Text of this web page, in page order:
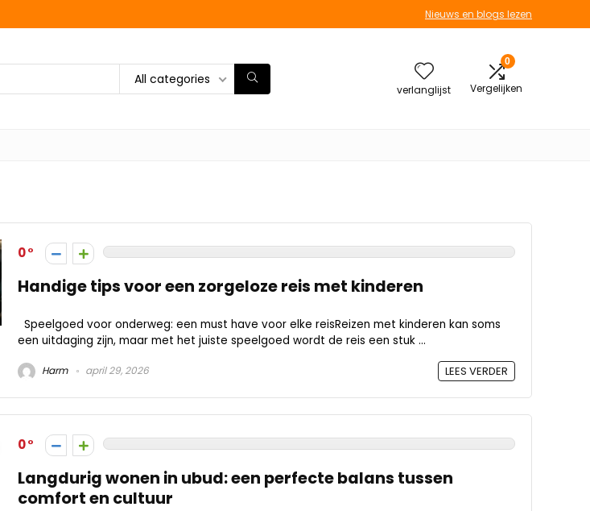
Nieuws en blogs lezen
All categories
verlanglijst
0
Vergelijken
0
Handige tips voor een zorgeloze reis met kinderen
Speelgoed voor onderweg: een must have voor elke reisReizen met kinderen kan soms
een uitdaging zijn, maar met het juiste speelgoed wordt de reis een stuk ...
Harm april 29, 2026 LEES VERDER
0
Langdurig wonen in ubud: een perfecte balans tussen
comfort en cultuur